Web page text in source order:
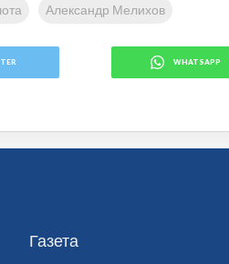
Александр Мелихов
WHATSAPP
Газета